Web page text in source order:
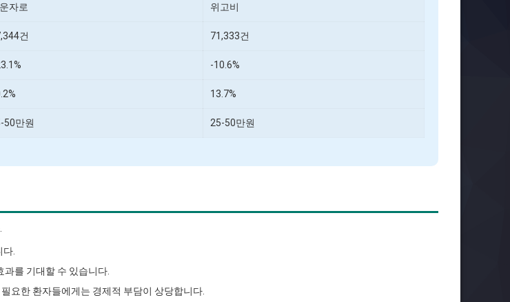
자로 위고비
건 71,333건
-10.6%
13.7%
50만원 25-50만원
.
를 기대할 수 있습니다.
요한 환자들에게는 경제적 부담이 상당합니다.